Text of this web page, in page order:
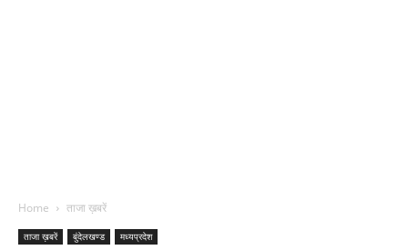
Home ताजा ख़बरें
ताजा ख़बरें बुंदेलखण्ड मध्यप्रदेश